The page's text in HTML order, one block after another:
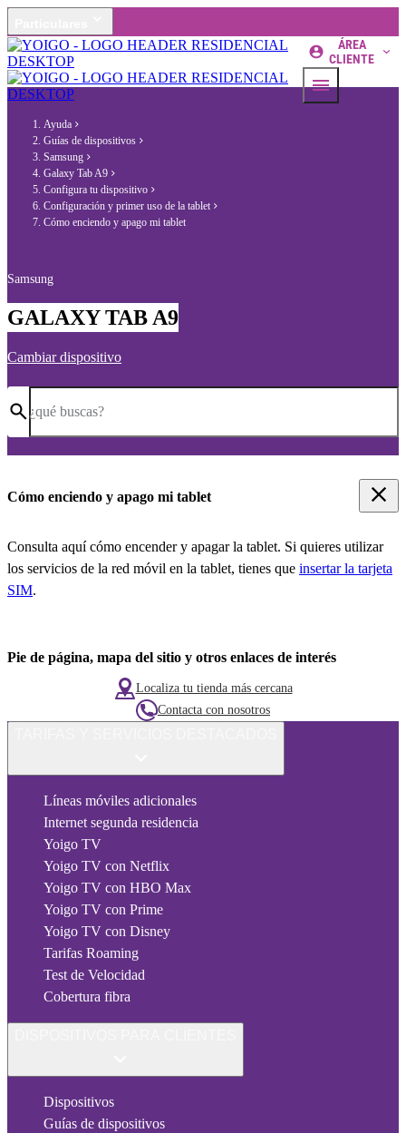
ÁREA
CLIENTE
Ayuda
Guías de dispositivos
Samsung
Galaxy Tab A9
Configura tu dispositivo
Configuración y primer uso de la tablet
Cómo enciendo y apago mi tablet
Samsung
GALAXY TAB A9
Cambiar dispositivo
¿qué buscas?
Cómo enciendo y apago mi tablet
Consulta aquí cómo encender y apagar la tablet. Si quieres utilizar
los servicios de la red móvil en la tablet, tienes que insertar la tarjeta
SIM.
Pie de página, mapa del sitio y otros enlaces de interés
Localiza tu tienda más cercana
Contacta con nosotros
Líneas móviles adicionales
Internet segunda residencia
Yoigo TV
Yoigo TV con Netflix
Yoigo TV con HBO Max
Yoigo TV con Prime
Yoigo TV con Disney
Tarifas Roaming
Test de Velocidad
Cobertura fibra
Dispositivos
Guías de dispositivos